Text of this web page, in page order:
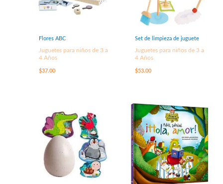
Flores ABC
Juguetes para niños de 3 a
4 Años
$37.00
Set de limpieza de juguete
Juguetes para niños de 3 a
4 Años
$53.00